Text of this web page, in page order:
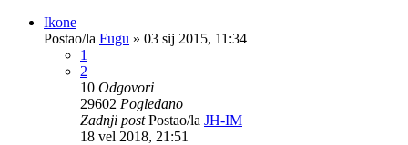
Ikone
Postao/la Fugu » 03 sij 2015, 11:34
1
2
10 Odgovori
29602 Pogledano
Zadnji postPostao/la JH-IM
18 vel 2018, 21:51